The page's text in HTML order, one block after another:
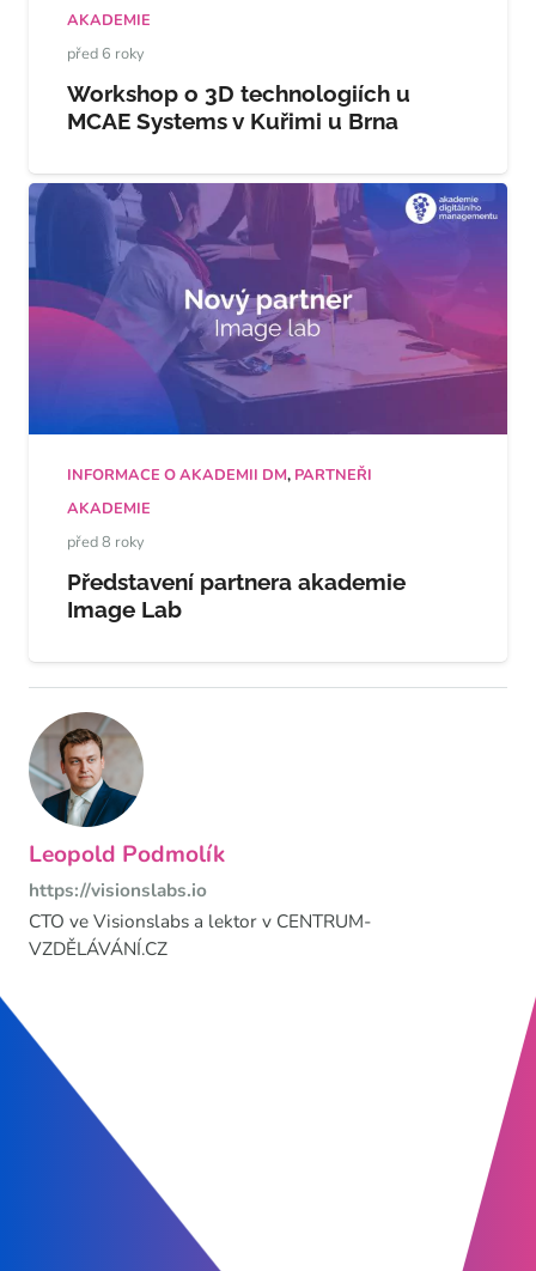
AKADEMIE
před 6 roky
Workshop o 3D technologiích u
MCAE Systems v Kuřimi u Brna
INFORMACE O AKADEMII DM, PARTNEŘI
AKADEMIE
před 8 roky
Představení partnera akademie
Image Lab
Leopold Podmolík
https://visionslabs.io
CTO ve Visionslabs a lektor v CENTRUM-
VZDĚLÁVÁNÍ.CZ